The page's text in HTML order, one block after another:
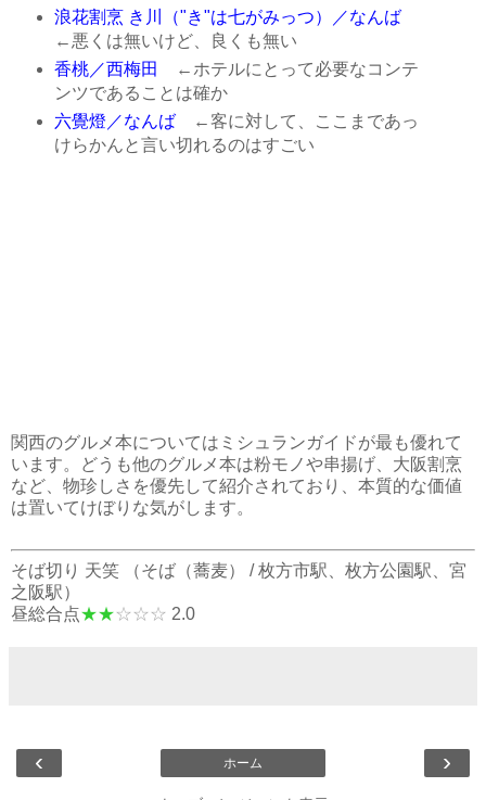
浪花割烹 き川（"き"は七がみっつ）／なんば
←悪くは無いけど、良くも無い
香桃／西梅田
←ホテルにとって必要なコンテ
ンツであることは確か
六覺燈／なんば←客に対して、ここまであっ
けらかんと言い切れるのはすごい
関西のグルメ本についてはミシュランガイドが最も優れて
います。どうも他のグルメ本は粉モノや串揚げ、大阪割烹
など、物珍しさを優先して紹介されており、本質的な価値
は置いてけぼりな気がします。
そば切り 天笑 （そば（蕎麦） /枚方市駅 枚方公園駅
宮
之阪駅）
昼総合点★★☆☆☆ 2.0
‹ ›
ホーム